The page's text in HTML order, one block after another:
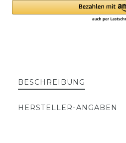
BESCHREIBUNG
HERSTELLER-ANGABEN